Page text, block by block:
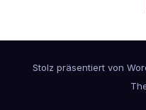
Stolz präsentiert von